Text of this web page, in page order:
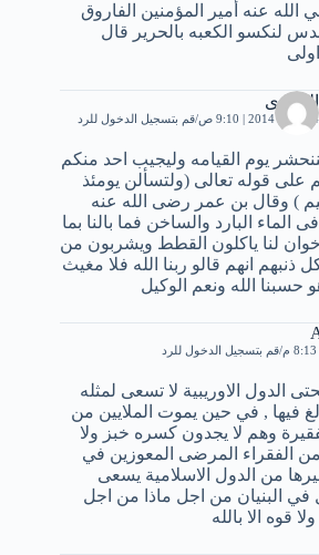
عنه أمير المؤمنين الفاروق
لنكسو الكعبه بالحرير قال
الهوارى
24 يناير، 2014 | 9:10 ص قم بتسجيل الدخول للرد
يوم القيامه وليجيب احد منكم
على قوله تعالى (ولتسألن يومئذ
) وقال بن عمر رضى الله عنه
الماء البارد والساخن فما بالنا بما
لنا ياكلون القطط ويشربون من
ذنبهم انهم قالو ربنا الله فلا مغيث
حسبنا الله ونعم الوكيل
قم بتسجيل الدخول للرد
الدول الاوريبية لا تسعى لمثله
فيها , في حين يموت الملايين من
وهم لا يجدون كسره خبز ولا
الفقراء المرضى المعوزين في
من الدول الاسلامية يسعى
في البنيان من اجل ماذا من اجل
قوه الا بالله